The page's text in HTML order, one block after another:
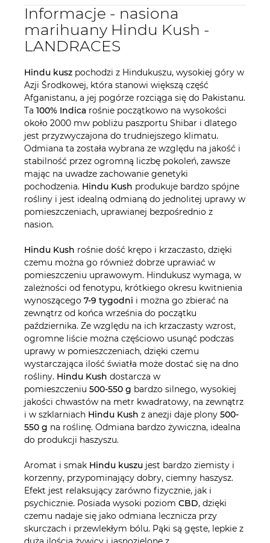
Informacje - nasiona
marihuany Hindu Kush -
LANDRACES
Hindu kusz pochodzi z Hindukuszu, wysokiej góry w
Azji Środkowej, która stanowi większą część
Afganistanu, a jej pogórze rozciąga się do Pakistanu.
Ta 100% Indica rośnie początkowo na wysokości
około 2000 mw pobliżu paszportu Shibar i dlatego
jest przyzwyczajona do trudniejszego klimatu.
Odmiana ta została wybrana ze względu na jakość i
stabilność przez ogromną liczbę pokoleń, zawsze
mając na uwadze zachowanie genetyki
pochodzenia. Hindu Kush produkuje bardzo spójne
rośliny i jest idealną odmianą do jednolitej uprawy w
pomieszczeniach, uprawianej bezpośrednio z
nasion.
Hindu Kush rośnie dość krępo i krzaczasto, dzięki
czemu można go również dobrze uprawiać w
pomieszczeniu uprawowym. Hindukusz wymaga, w
zależności od fenotypu, krótkiego okresu kwitnienia
wynoszącego 7-9 tygodni i można go zbierać na
zewnątrz od końca września do początku
października. Ze względu na ich krzaczasty wzrost,
ogromne liście można częściowo usunąć podczas
uprawy w pomieszczeniach, dzięki czemu
wystarczająca ilość światła może dostać się na dno
rośliny. Hindu Kush dostarcza w
pomieszczeniu 500-550 g bardzo silnego, wysokiej
jakości chwastów na metr kwadratowy, na zewnątrz
i w szklarniach Hindu Kush z anezji daje plony 500-
550 g na roślinę. Odmiana bardzo żywiczna, idealna
do produkcji haszyszu.
Aromat i smak Hindu kuszu jest bardzo ziemisty i
korzenny, przypominający dobry, ciemny haszysz.
Efekt jest relaksujący zarówno fizycznie, jak i
psychicznie. Posiada wysoki poziom CBD, dzięki
czemu nadaje się jako odmiana lecznicza przy
skurczach i przewlekłym bólu. Pąki są gęste, lepkie z